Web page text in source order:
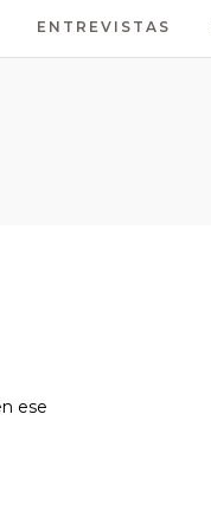
ENTREVISTAS
ese